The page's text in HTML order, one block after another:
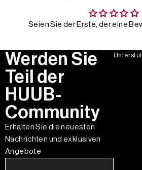
Seien Sie der Erste, der eine
Werden Sie
Teil der
HUUB-
Community
Erhalten Sie die neuesten
Nachrichten und exklusiven
Angebote